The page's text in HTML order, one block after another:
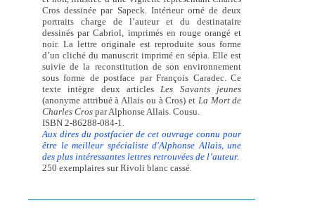
Cros dessinée par Sapeck. Intérieur orné de deux
portraits charge de l’auteur et du destinataire
dessinés par Cabriol, imprimés en rouge orangé et
noir. La lettre originale est reproduite sous forme
d’un cliché du manuscrit imprimé en sépia. Elle est
suivie de la reconstitution de son environnement
sous forme de postface par François Caradec. Ce
texte intègre deux articlesLes Savants jeunes
(anonyme attribué à Allais ou à Cros) et La Mort de
Charles Crospar Alphonse Allais. Cousu.
ISBN 2-86288-084-1.
Aux dires du postfacier de cet ouvrage connu pour
être le meilleur spécialiste d'Alphonse Allais, une
des plus intéressantes lettres retrouvées de l’auteur.
250 exemplaires sur Rivoli blanc cassé.